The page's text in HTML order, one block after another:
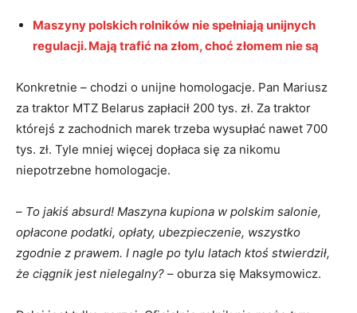
Maszyny polskich rolników nie spełniają unijnych
regulacji. Mają trafić na złom, choć złomem nie są
Konkretnie – chodzi o unijne homologacje. Pan Mariusz
za traktor MTZ Belarus zapłacił 200 tys. zł. Za traktor
którejś z zachodnich marek trzeba wysupłać nawet 700
tys. zł. Tyle mniej więcej dopłaca się za nikomu
niepotrzebne homologacje.
– To jakiś absurd! Maszyna kupiona w polskim salonie,
opłacone podatki, opłaty, ubezpieczenie, wszystko
zgodnie z prawem. I nagle po tylu latach ktoś stwierdził,
że ciągnik jest nielegalny? – oburza się Maksymowicz.